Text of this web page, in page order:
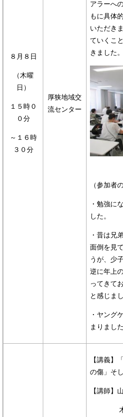
８月８日
（木曜
日）
１５時０
０分
～１６時
３０分
厚狭地域交
流センター
アラーへ
もに具体
いただき
ていくこ
きました。
（参加者
・勉強に
した。
・昔は兄
面倒を見
うが、少
逆に年上
ってきて
と感じまし
・ヤング
まりました
【講義】
の傷」そ
【講師】
木